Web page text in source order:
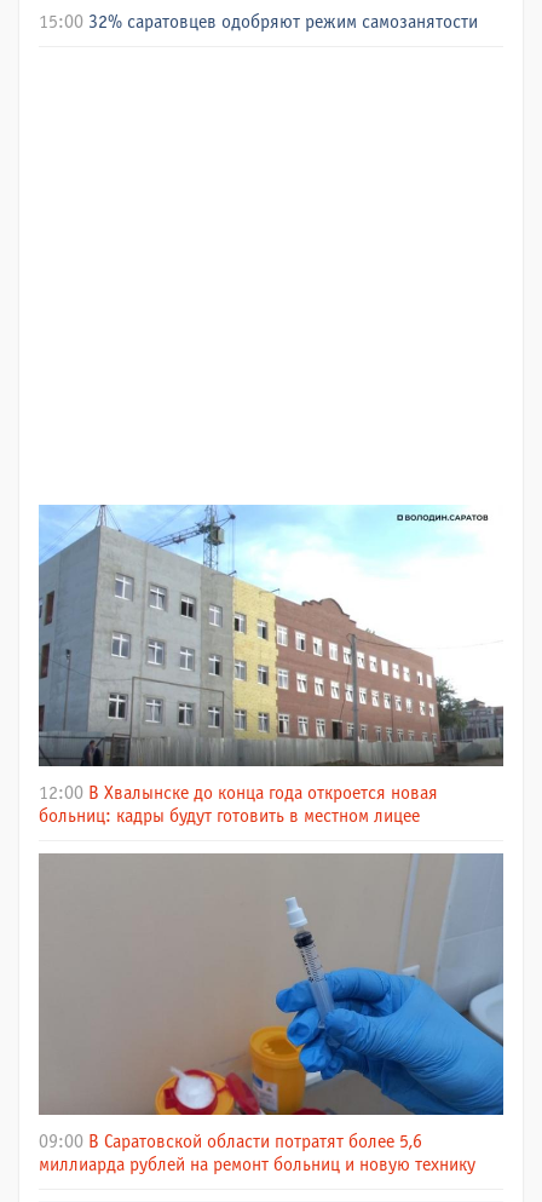
15:00 32% саратовцев одобряют режим самозанятости
12:00 В Хвалынске до конца года откроется новая
больниц: кадры будут готовить в местном лицее
09:00 В Саратовской области потратят более 5,6
миллиарда рублей на ремонт больниц и новую технику